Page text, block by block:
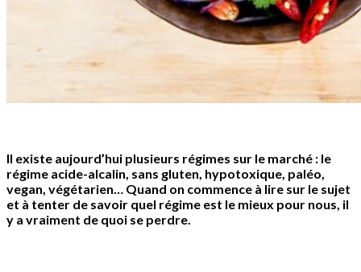
Il existe aujourd’hui plusieurs régimes sur le marché : le
régime acide-alcalin, sans gluten, hypotoxique, paléo,
vegan, végétarien… Quand on commence à lire sur le sujet
et à tenter de savoir quel régime est le mieux pour nous, il
y a vraiment de quoi se perdre.